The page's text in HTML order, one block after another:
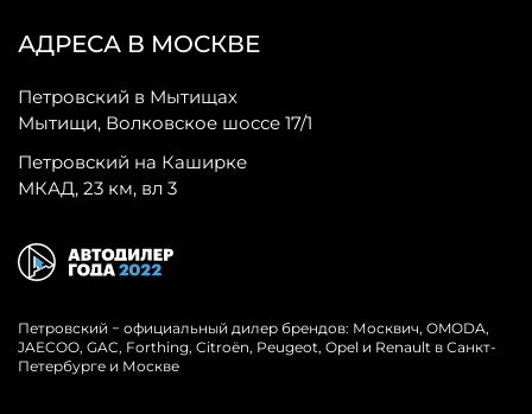
АДРЕСА В МОСКВЕ
Петровский в Мытищах
Мытищи, Волковское шоссе 17/1
Петровский на Каширке
МКАД, 23 км, вл 3
Петровский − официальный дилер брендов: Москвич, OMODA,
JAECOO, GAC, Forthing, Citroёn, Peugeot, Opel и Renault в Санкт-
Петербурге и Москве